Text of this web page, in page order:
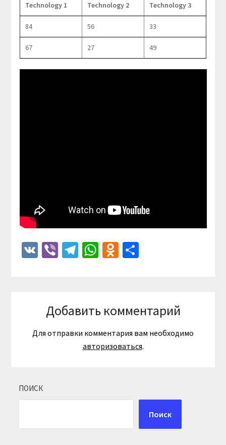
Technology 1 Technology 2 Technology 3
84 56 33
67 27 49
VKViberTelegram
WhatsApp
Odnoklassniki
Отправить
Добавить комментарий
Для отправки комментария вам необходимо
авторизоваться.
ПОИСК
Поиск